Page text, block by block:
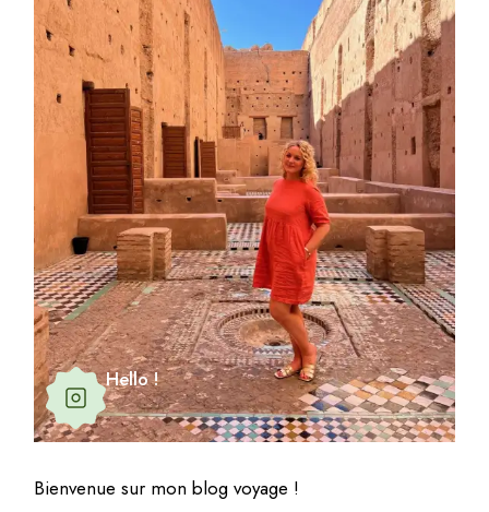
Hello !
Bienvenue sur mon blog voyage !